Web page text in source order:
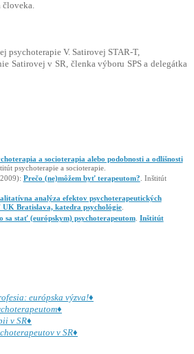
psychoterapie V. Satirovej STAR-T,
Satirovej v SR, členka výboru SPS a delegátka
a socioterapia alebo podobnosti a odlišnosti
psychoterapie a socioterapie.
Prečo (ne)môžem byť terapeutom?. Inštitút
analýza efektov psychoterapeutických
UK Bratislava, katedra psychológie
sa stať (európskym) psychoterapeutom. Inštitút
európska výzva!♦
v SR♦
v SR♦